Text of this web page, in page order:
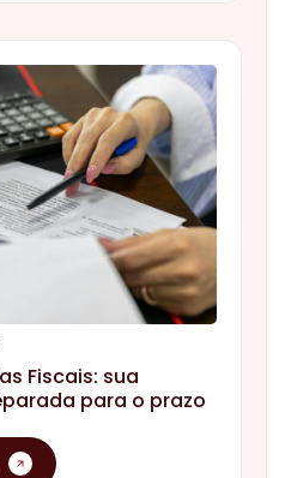
Fiscais: sua
para o prazo